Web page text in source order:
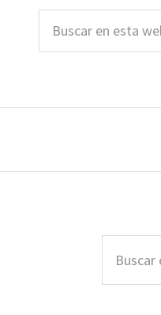
esta
lateral
principal
esta